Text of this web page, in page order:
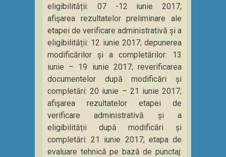
eligibilității: 07 -12 iunie 2017;
afişarea rezultatelor preliminare ale
etapei de verificare administrativă și a
eligibilității: 12 iunie 2017; depunerea
modificărilor și a completărilor: 13
iunie – 19 iunie 2017; reverificarea
documentelor după modificări și
completări: 20 iunie – 21 iunie 2017;
afişarea rezultatelor etapei de
verificare administrativă și a
eligibilității după modificări și
completări: 21 iunie 2017; etapa de
evaluare tehnică pe bază de punctaj: